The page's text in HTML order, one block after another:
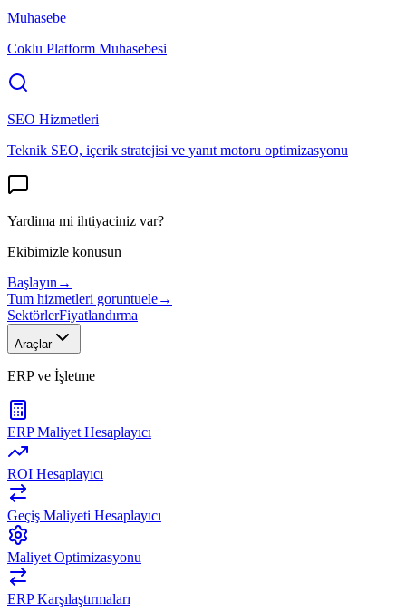
Muhasebe
Coklu Platform Muhasebesi
SEO Hizmetleri
Teknik SEO, içerik stratejisi ve yanıt motoru optimizasyonu
Yardima mi ihtiyaciniz var?
Ekibimizle konusun
Başlayın →
Tum hizmetleri goruntuele→
SektörlerFiyatlandırma
Araçlar
ERP ve İşletme
ERP Maliyet Hesaplayıcı
ROI Hesaplayıcı
Geçiş Maliyeti Hesaplayıcı
Maliyet Optimizasyonu
ERP Karşılaştırmaları